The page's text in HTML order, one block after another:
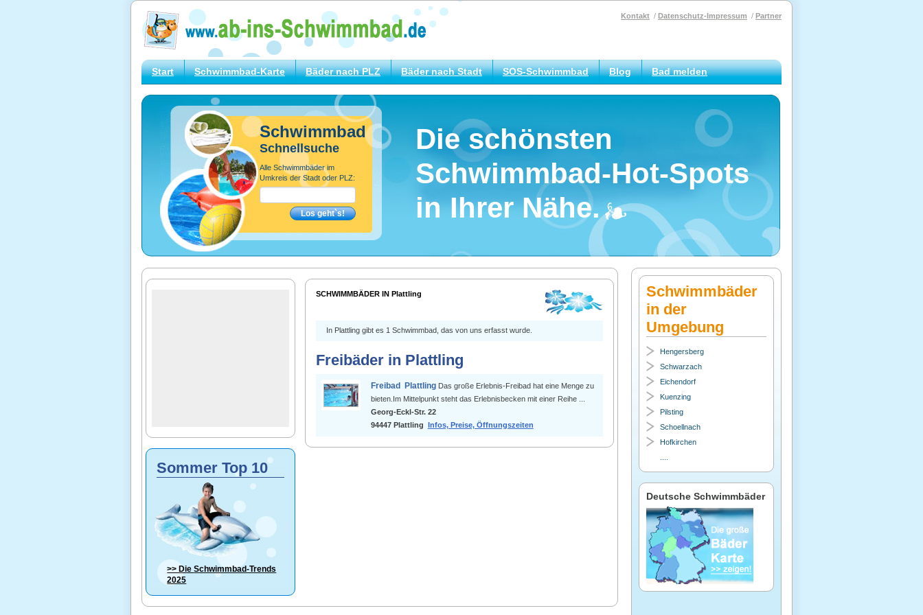
Kontakt Datenschutz-Impressum Partner
Start Schwimmbad-Karte Bäder nach PLZ Bäder nach Stadt SOS-Schwimmbad Blog Bad melden
Schwimmbad
Schnellsuche
Alle Schwimmbäder im
Umkreis der Stadt oder PLZ:
Die schönsten
Schwimmbad-Hot-Spots
in Ihrer Nähe.
Sommer Top 10
>> DieSchwimmbad-Trends
2025
SCHWIMMBÄDER IN Plattling
In Plattling gibt es 1 Schwimmbad, das von uns erfasst wurde.
Freibäder in Plattling
Freibad Plattling Das große Erlebnis-Freibad hat eine Menge zu
bieten.Im Mittelpunkt steht das Erlebnisbecken mit einer Reihe ...
Georg-Eckl-Str. 22
94447 Plattling Infos, Preise, Öffnungszeiten
Schwimmbäder
in der
Umgebung
Hengersberg
Schwarzach
Eichendorf
Kuenzing
Pilsting
Schoellnach
Hofkirchen
Deutsche Schwimmbäder